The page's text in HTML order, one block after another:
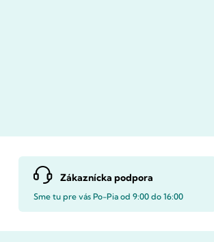
Zákaznícka podpora
Sme tu pre vás Po-Pia od 9:00 do 16:00